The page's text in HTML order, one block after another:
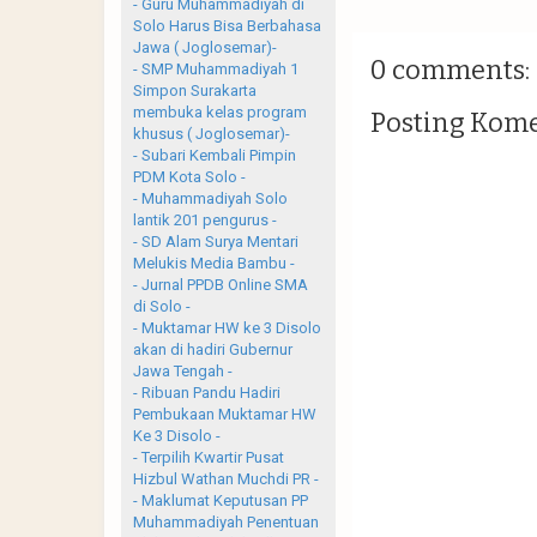
0 comments:
Posting
- Guru Muhammadiyah di
Solo Harus Bisa Berbahasa
Jawa ( Joglosemar)-
- SMP Muhammadiyah 1
Simpon Surakarta
membuka kelas program
khusus ( Joglosemar)-
- Subari Kembali Pimpin
PDM Kota Solo -
- Muhammadiyah Solo
lantik 201 pengurus -
- SD Alam Surya Mentari
Melukis Media Bambu -
- Jurnal PPDB Online SMA
di Solo -
- Muktamar HW ke 3 Disolo
akan di hadiri Gubernur
Jawa Tengah -
- Ribuan Pandu Hadiri
Pembukaan Muktamar HW
Ke 3 Disolo -
- Terpilih Kwartir Pusat
Hizbul Wathan Muchdi PR -
- Maklumat Keputusan PP
Muhammadiyah Penentuan